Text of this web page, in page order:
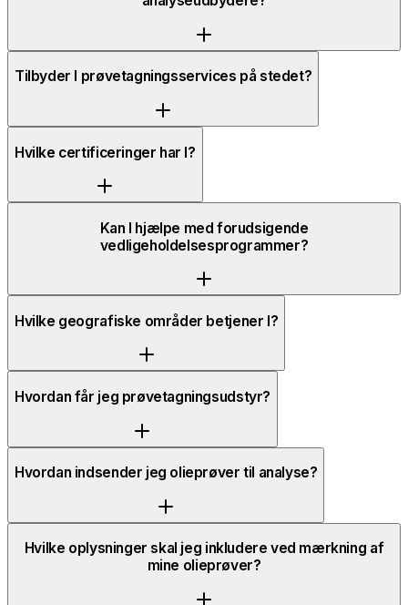
Tilbyder I prøvetagningsservices på stedet?
Hvilke certificeringer har I?
Kan I hjælpe med forudsigende
vedligeholdelsesprogrammer?
Hvilke geografiske områder betjener I?
Hvordan får jeg prøvetagningsudstyr?
Hvordan indsender jeg olieprøver til analyse?
Hvilke oplysninger skal jeg inkludere ved mærkning af
mine olieprøver?